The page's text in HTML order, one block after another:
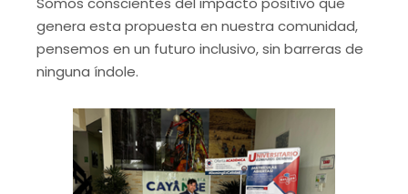
genera esta propuesta en nuestra comunidad,
pensemos en un futuro inclusivo, sin barreras de
ninguna índole.